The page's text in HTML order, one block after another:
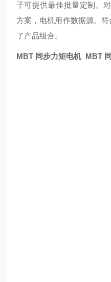
子可提供最佳批量定制。
方案，电机用作数据源。
了产品组合。
MBT 同步力矩电机 MBT